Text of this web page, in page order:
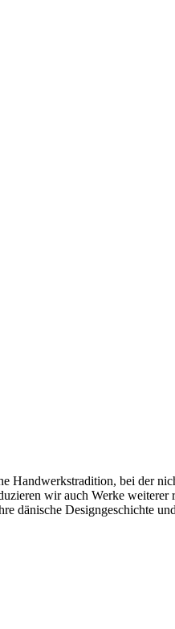
Handwerkstradition, bei der
wir auch Werke
dänische Designgeschichte